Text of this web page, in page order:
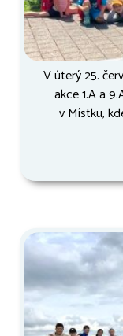
V úterý 25.
akce 1.A a
v Místku,